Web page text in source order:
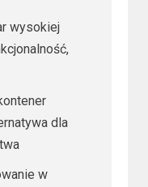
wysokiej
dla
w